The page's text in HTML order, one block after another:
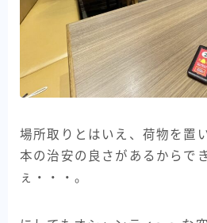
場所取りとはいえ、荷物を置
本の治安の良さがあるからで
ぇ・・・。